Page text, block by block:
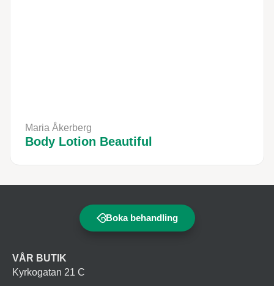
Maria Åkerberg
Body Lotion Beautiful
Boka behandling
VÅR BUTIK
Kyrkogatan 21 C